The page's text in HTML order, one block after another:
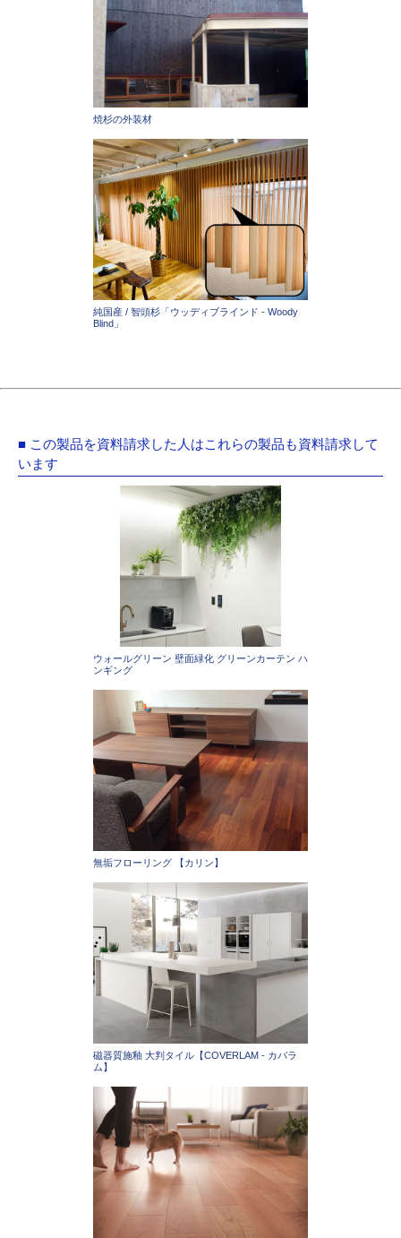
焼杉の外装材
純国産 / 智頭杉「ウッディブラインド - Woody
Blind」
■ この製品を資料請求した人はこれらの製品も資料請求して
います
ウォールグリーン 壁面緑化 グリーンカーテン ハ
ンギング
無垢フローリング 【カリン】
磁器質施釉 大判タイル【COVERLAM - カバラ
ム】